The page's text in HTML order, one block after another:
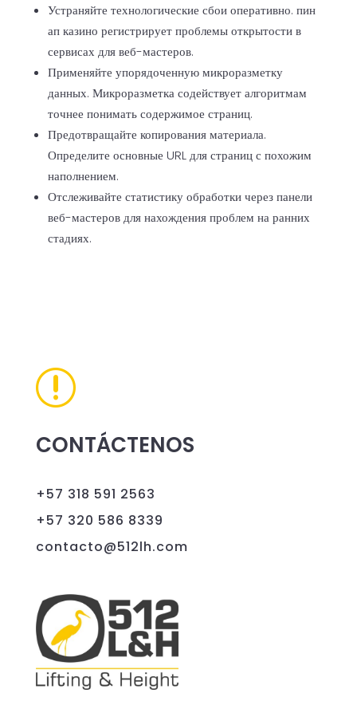
Устраняйте технологические сбои оперативно. пин
ап казино регистрирует проблемы открытости в
сервисах для веб-мастеров.
Применяйте упорядоченную микроразметку
данных. Микроразметка содействует алгоритмам
точнее понимать содержимое страниц.
Предотвращайте копирования материала.
Определите основные URL для страниц с похожим
наполнением.
Отслеживайте статистику обработки через панели
веб-мастеров для нахождения проблем на ранних
стадиях.
r
CONTÁCTENOS
+57 318 591 2563
+57 320 586 8339
contacto@512lh.com